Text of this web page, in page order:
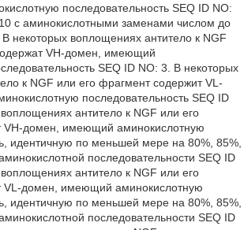
последовательность SEQ ID NO:
с аминокислотными заменами числом до
В некоторых воплощениях антитело к NGF
VH-домен, имеющий
SEQ ID NO: 3. В некоторых
к NGF или его фрагмент содержит VL-
последовательность SEQ ID
антитело к NGF или его
VH-домен, имеющий аминокислотную
идентичную по меньшей мере на 80%, 85%,
последовательности SEQ ID
антитело к NGF или его
VL-домен, имеющий аминокислотную
идентичную по меньшей мере на 80%, 85%,
последовательности SEQ ID